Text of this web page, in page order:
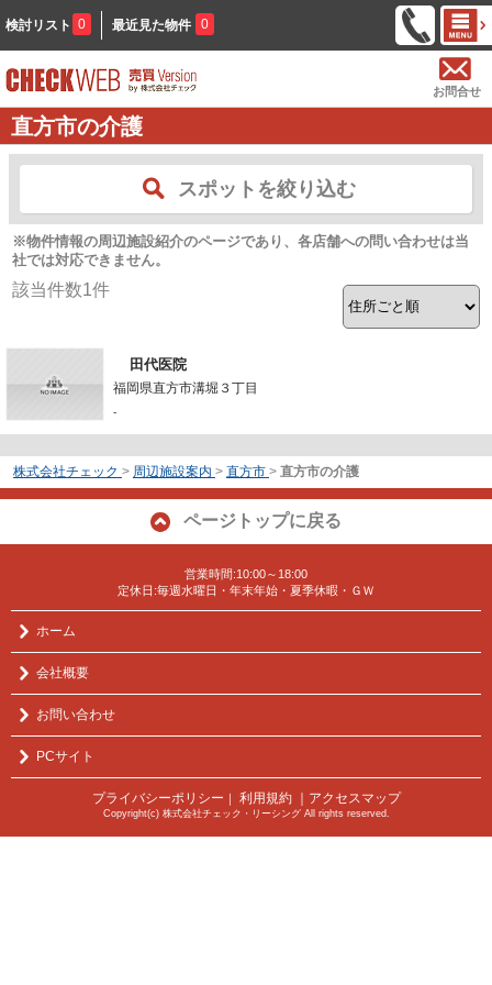
検討リスト 0 最近見た物件 0
お問合せ
直方市の介護
スポットを絞り込む
※物件情報の周辺施設紹介のページであり、各店舗への問い合わせは当
社では対応できません。
該当件数1件
田代医院
福岡県直方市溝堀３丁目
-
株式会社チェック > 周辺施設案内 > 直方市 > 直方市の介護
ページトップに戻る
営業時間:10:00～18:00
定休日:毎週水曜日・年末年始・夏季休暇・ＧＷ
ホーム
会社概要
お問い合わせ
PCサイト
プライバシーポリシー ｜ 利用規約 ｜アクセスマップ
Copyright(c) 株式会社チェック・リーシング All rights reserved.